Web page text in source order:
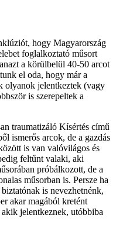
hogy Magyarország
foglalkoztató műsort
a körülbelül 40-50 arcot
el oda, hogy már a
olyanok jelentkeztek (vagy
is szerepeltek a
traumatizáló Kísértés című
ismerős arcok, de a gazdás
is van valóvilágos és
feltűnt valaki, aki
próbálkozott, de a
műsorban is. Persze ha
is nevezhetnénk,
akar magából kretént
jelentkeznek, utóbbiba